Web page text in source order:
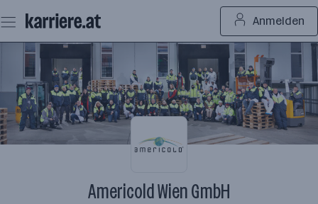
Seiteninhalt
springen
Anmelden
Americold Wien GmbH